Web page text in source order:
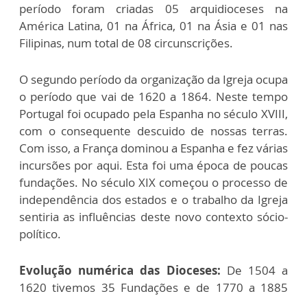
período foram criadas 05 arquidioceses na
América Latina, 01 na África, 01 na Ásia e 01 nas
Filipinas, num total de 08 circunscrições.
O segundo período da organização da Igreja ocupa
o período que vai de 1620 a 1864. Neste tempo
Portugal foi ocupado pela Espanha no século XVIII,
com o consequente descuido de nossas terras.
Com isso, a França dominou a Espanha e fez várias
incursões por aqui. Esta foi uma época de poucas
fundações. No século XIX começou o processo de
independência dos estados e o trabalho da Igreja
sentiria as influências deste novo contexto sócio-
político.
Evolução numérica das Dioceses: De 1504 a
1620 tivemos 35 Fundações e de 1770 a 1885